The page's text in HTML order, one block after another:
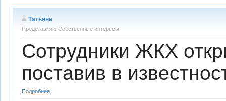
Татьяна
Представляю Собственные интересы
Сотрудники ЖКХ
поставив в
Подробнее